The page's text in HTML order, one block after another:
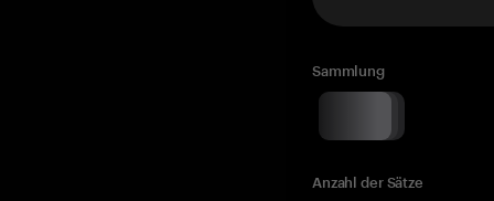
Sammlung
Anzahl der Sätze